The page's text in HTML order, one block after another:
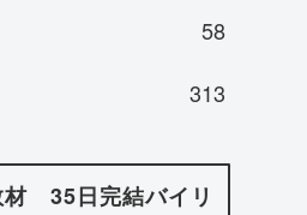
58
313
材 35日完結バイリ